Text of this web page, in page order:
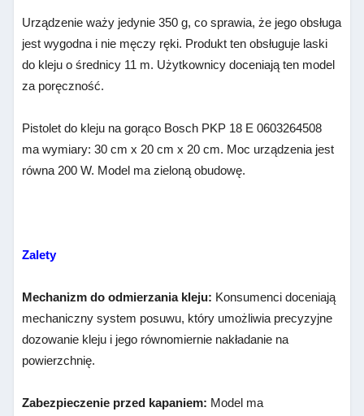
Urządzenie waży jedynie 350 g, co sprawia, że jego obsługa
jest wygodna i nie męczy ręki. Produkt ten obsługuje laski
do kleju o średnicy 11 m. Użytkownicy doceniają ten model
za poręczność.
Pistolet do kleju na gorąco Bosch PKP 18 E 0603264508
ma wymiary: 30 cm x 20 cm x 20 cm. Moc urządzenia jest
równa 200 W. Model ma zieloną obudowę.
Zalety
Mechanizm do odmierzania kleju: Konsumenci doceniają
mechaniczny system posuwu, który umożliwia precyzyjne
dozowanie kleju i jego równomiernie nakładanie na
powierzchnię.
Zabezpieczenie przed kapaniem: Model ma